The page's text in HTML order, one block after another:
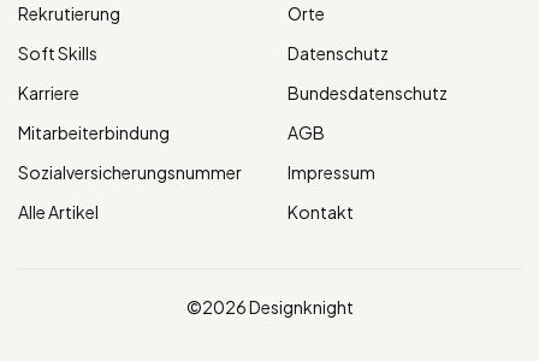
Rekrutierung
Soft Skills
Karriere
Mitarbeiterbindung
Sozialversicherungsnummer
Alle Artikel
Orte
Datenschutz
Bundesdatenschutz
AGB
Impressum
Kontakt
©2026 Designknight